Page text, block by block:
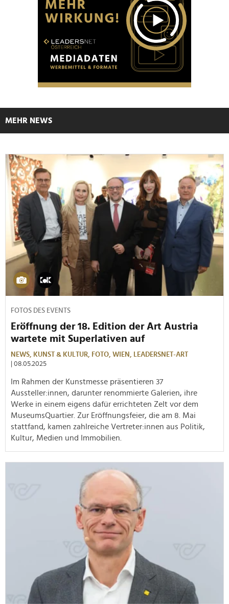
MEHR NEWS
FOTOS DES EVENTS
Eröffnung der 18. Edition der Art Austria
wartete mit Superlativen auf
NEWS, KUNST & KULTUR, FOTO, WIEN, LEADERSNET-ART
| 08.05.2025
Im Rahmen der Kunstmesse präsentieren 37
Aussteller:innen, darunter renommierte Galerien, ihre
Werke in einem eigens dafür errichteten Zelt vor dem
MuseumsQuartier. Zur Eröffnungsfeier, die am 8. Mai
stattfand, kamen zahlreiche Vertreter:innen aus Politik,
Kultur, Medien und Immobilien.